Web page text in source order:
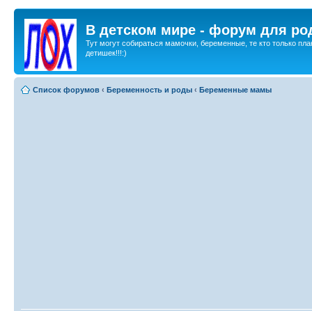
В детском мире - форум для
Тут могут собираться мамочки, беременные, те кто только
детишек!!!:)
Список форумов ‹ Беременность и роды ‹ Беременные мамы